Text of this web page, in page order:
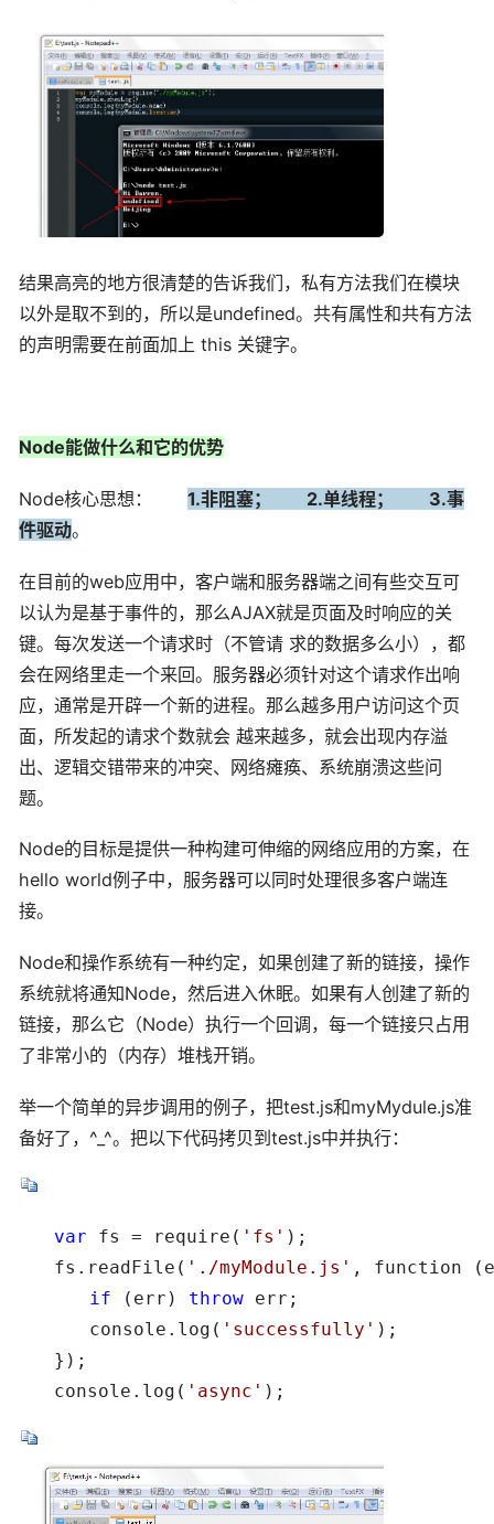
结果高亮的地方很清楚的告诉我们，私有方法我们在模块
以外是取不到的，所以是undefined。共有属性和共有方法
的声明需要在前面加上 this 关键字。
Node能做什么和它的优势
Node核心思想： 1.非阻塞； 2.单线程； 3.事
件驱动。
在目前的web应用中，客户端和服务器端之间有些交互可
以认为是基于事件的，那么AJAX就是页面及时响应的关
键。每次发送一个请求时（不管请 求的数据多么小），都
会在网络里走一个来回。服务器必须针对这个请求作出响
应，通常是开辟一个新的进程。那么越多用户访问这个页
面，所发起的请求个数就会 越来越多，就会出现内存溢
出、逻辑交错带来的冲突、网络瘫痪、系统崩溃这些问
题。
Node的目标是提供一种构建可伸缩的网络应用的方案，在
hello world例子中，服务器可以同时处理很多客户端连
接。
Node和操作系统有一种约定，如果创建了新的链接，操作
系统就将通知Node，然后进入休眠。如果有人创建了新的
链接，那么它（Node）执行一个回调，每一个链接只占用
了非常小的（内存）堆栈开销。
举一个简单的异步调用的例子，把test.js和myMydule.js准
备好了，^_^。把以下代码拷贝到test.js中并执行：
var fs = require( ' fs ' );
fs.readFile( ' ./myModule.js '
if (err) throw err;
console.log( ' successfully ' );
});
console.log( ' async ' );